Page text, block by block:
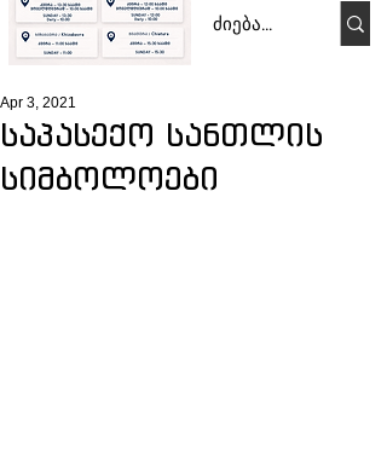
საპასექო სანთლის
სიმბოლოები
Apr 3, 2021